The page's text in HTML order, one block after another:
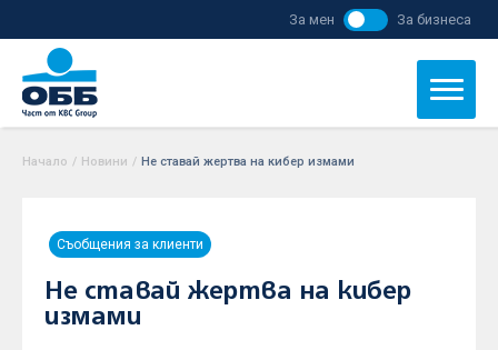
За мен За бизнеса
Начало / Новини / Не ставай жертва на кибер измами
Съобщения за клиенти
Не ставай жертва на кибер
измами